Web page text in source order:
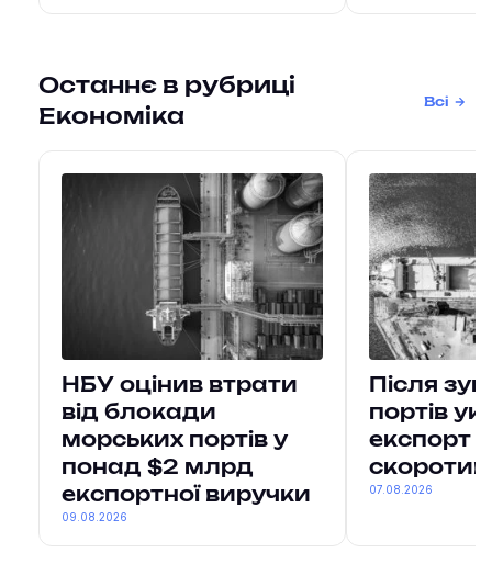
Останнє в рубриці
Економіка
Всі
НБУ оцінив втрати
від блокади
морських портів у
понад $2 млрд
експортної виручки
09.08.2026
Після
портів
експорт
07.08.2026